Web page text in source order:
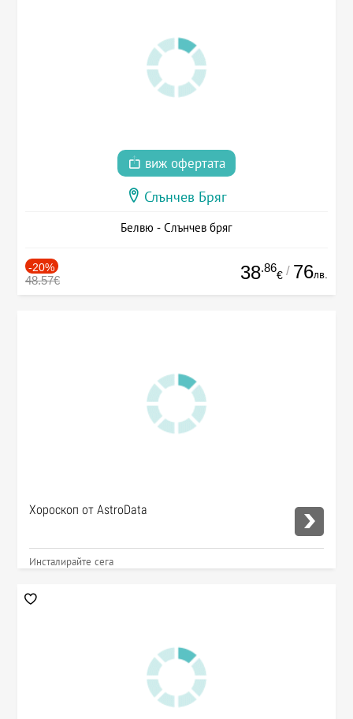
виж офертата
Слънчев Бряг
Белвю - Слънчев бряг
-20%
48.57€ 38.86
€ / 76лв.
Хороскоп от AstroData
Инсталирайте сега